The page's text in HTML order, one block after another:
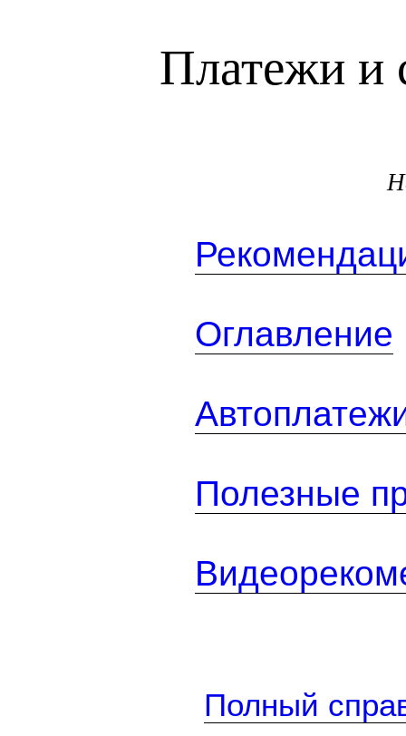
Платежи и
Оглавление
Полезные
Полный